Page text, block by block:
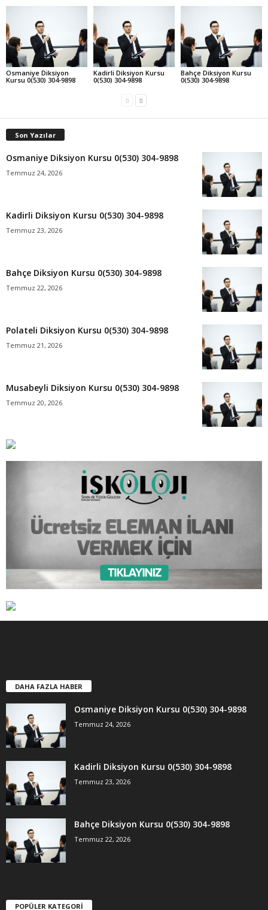
Osmaniye Diksiyon
Kursu 0(530) 304-9898
Kadirli Diksiyon Kursu
0(530) 304-9898
Bahçe Diksiyon Kursu
0(530) 304-9898
Son Yazılar
Osmaniye Diksiyon Kursu 0(530) 304-9898
Temmuz 24, 2026
Kadirli Diksiyon Kursu 0(530) 304-9898
Temmuz 23, 2026
Bahçe Diksiyon Kursu 0(530) 304-9898
Temmuz 22, 2026
Polateli Diksiyon Kursu 0(530) 304-9898
Temmuz 21, 2026
Musabeyli Diksiyon Kursu 0(530) 304-9898
Temmuz 20, 2026
DAHA FAZLA HABER
Osmaniye Diksiyon Kursu 0(530) 304-9898
Temmuz 24, 2026
Kadirli Diksiyon Kursu 0(530) 304-9898
Temmuz 23, 2026
Bahçe Diksiyon Kursu 0(530) 304-9898
Temmuz 22, 2026
POPÜLER KATEGORİ